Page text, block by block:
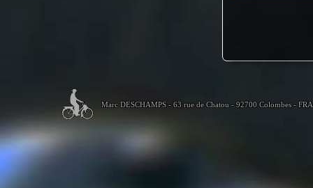
Marc DESCHAMPS - 63 rue de Chatou - 92700 Colombes -